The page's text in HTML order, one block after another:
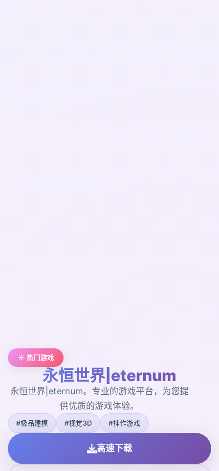
☀️ 热门游戏
永恒世界|eternum
永恒世界|eternum。专业的游戏平台，为您提
供优质的游戏体验。
#极品建模 #视觉3D #神作游戏
高速下载